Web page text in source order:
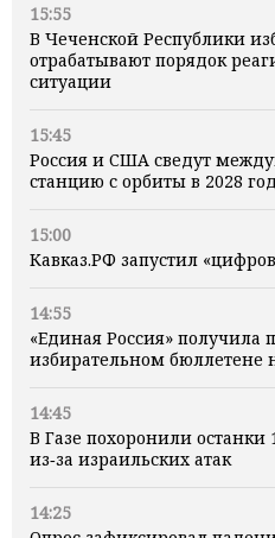
15:55
В Чеченской Республики
отрабатывают порядок
ситуации
15:45
Россия и США сведут
станцию с орбиты в 2028
15:00
Кавказ.РФ запустил
14:55
«Единая Россия» получила
избирательном бюллетене
14:45
В Газе похоронили останки
из‑за израильских атак
14:25